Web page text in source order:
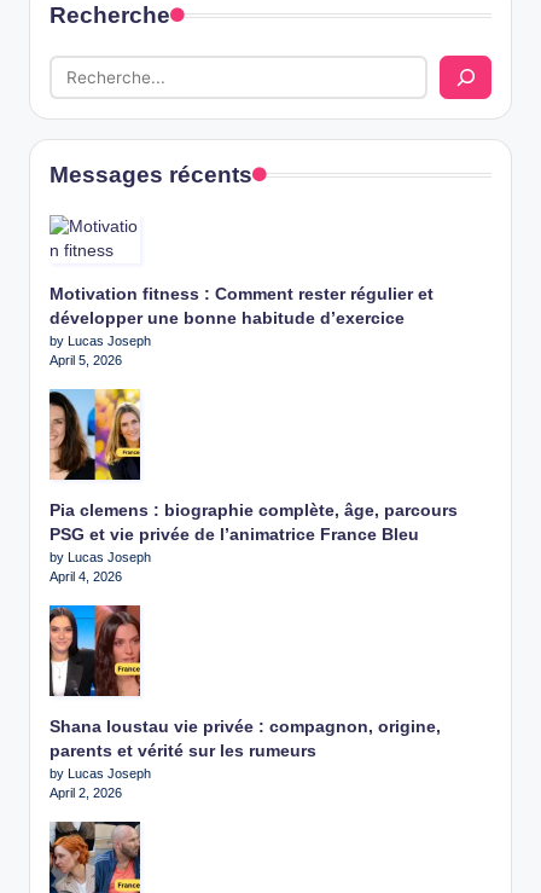
Recherche
Messages récents
Motivation fitness : Comment rester régulier et
développer une bonne habitude d’exercice
by Lucas Joseph
April 5, 2026
Pia clemens : biographie complète, âge, parcours
PSG et vie privée de l’animatrice France Bleu
by Lucas Joseph
April 4, 2026
Shana loustau vie privée : compagnon, origine,
parents et vérité sur les rumeurs
by Lucas Joseph
April 2, 2026